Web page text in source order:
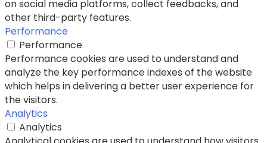
on social media platforms, collect feedbacks, and
other third-party features.
Performance
Performance
Performance cookies are used to understand and
analyze the key performance indexes of the website
which helps in delivering a better user experience for
the visitors.
Analytics
Analytics